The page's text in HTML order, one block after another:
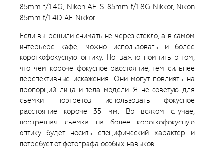
85mm f/1.4G, Nikon AF-S 85mm f/1.8G Nikkor, Nikon
85mm f/1.4D AF Nikkor.
Если вы решили снимать не через стекло, а в самом
интерьере кафе, можно использовать и более
короткофокусную оптику. Но важно помнить о том,
что чем короче фокусное расстояние, тем сильнее
перспективные искажения. Они могут повлиять на
пропорций лица и тела модели. Я не советую для
съемки портретов использовать фокусное
расстояние короче 35 мм. Во всяком случае,
портретная съемка на более короткофокусную
оптику будет носить специфический характер и
потребует от фотографа особых навыков.